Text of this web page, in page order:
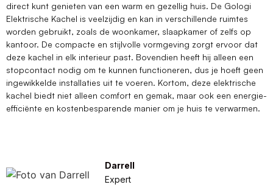
direct kunt genieten van een warm en gezellig huis. De Gologi
Elektrische Kachel is veelzijdig en kan in verschillende ruimtes
worden gebruikt, zoals de woonkamer, slaapkamer of zelfs op
kantoor. De compacte en stijlvolle vormgeving zorgt ervoor dat
deze kachel in elk interieur past. Bovendien heeft hij alleen een
stopcontact nodig om te kunnen functioneren, dus je hoeft geen
ingewikkelde installaties uit te voeren. Kortom, deze elektrische
kachel biedt niet alleen comfort en gemak, maar ook een energie-
efficiënte en kostenbesparende manier om je huis te verwarmen.
Darrell
Expert